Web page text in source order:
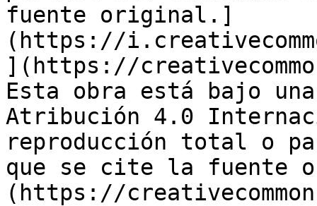
fuente original.]
(https://
](https://
Esta obra está bajo
Atribución 4.0
reproducción total o
que se cite la fuente
(https://